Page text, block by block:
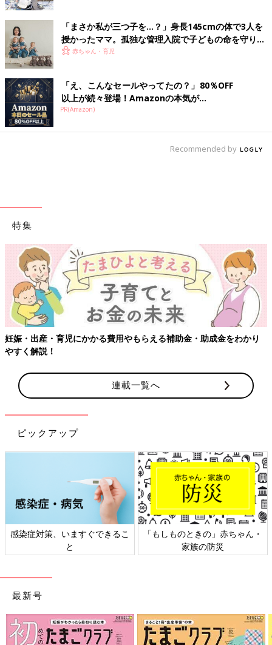
「まさか私が三つ子を…？」身長145cmの体で3人を
授かったママ。孤独な管理入院で子どもの命を守り抜
いた！【多胎インタビュー・前編】
赤ちゃん・育児
「え、こんなセールやってたの？」80％OFF
以上が続々登場！Amazonの本気が...
PR(Amazon)
Recommended by
特集
【ワクチン接種できるものも】妊婦の感染症対策、知っておいて！
連載一覧へ
ピックアップ
日本外来小児科学会リーフレッ
ト検討会
六星占術 細木かおりさんの人生
相談
最新号